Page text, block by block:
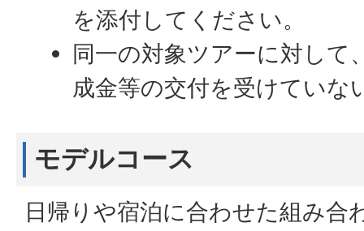
を添付してください。
同一の対象ツアーに対して
成金等の交付を受けていな
モデルコース
日帰りや宿泊に合わせた組み合